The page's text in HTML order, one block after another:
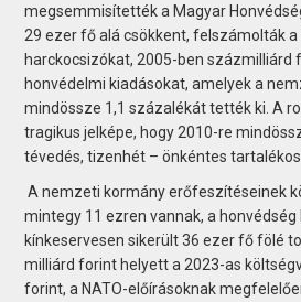
megsemmisítették a Magyar
29 ezer fő alá csökkent, felszámolták
harckocsizókat, 2005-ben
honvédelmi kiadásokat, amelyek a
mindössze 1,1 százalékát tették ki. A
tragikus jelképe, hogy 2010-re
tévedés, tizenhét – önkéntes
A nemzeti kormány erőfeszítéseinek
mintegy 11 ezren vannak, a
kínkeservesen sikerült 36 ezer fő fölé
milliárd forint helyett a 2023-as
forint, a NATO-előírásoknak